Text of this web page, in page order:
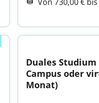
Duales Studium
Campus oder
Monat)